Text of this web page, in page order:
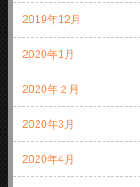
2019年12月
2020年1月
2020年２月
2020年3月
2020年4月